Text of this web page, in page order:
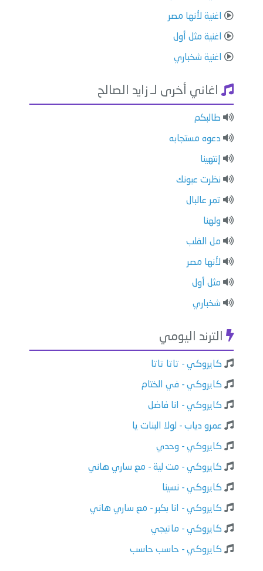
اغنية لأنها مصر
اغنية مثل أول
اغنية شخباري
اغاني أخرى لـ زايد الصالح
طالبكم
دعوه مستجابه
إنتهينا
نظرت عيونك
تمر عالبال
ولهنا
مل القلب
لأنها مصر
مثل أول
شخباري
الترند اليومي
كايروكي - تاتا تاتا
كايروكي - في الختام
كايروكي - انا فاضل
عمرو دياب - لولا البنات يا
كايروكي - وحدي
كايروكي - مت لية - مع ساري هاني
كايروكي - نسينا
كايروكي - انا بكبر - مع ساري هاني
كايروكي - ماتيجي
كايروكي - حاسب حاسب